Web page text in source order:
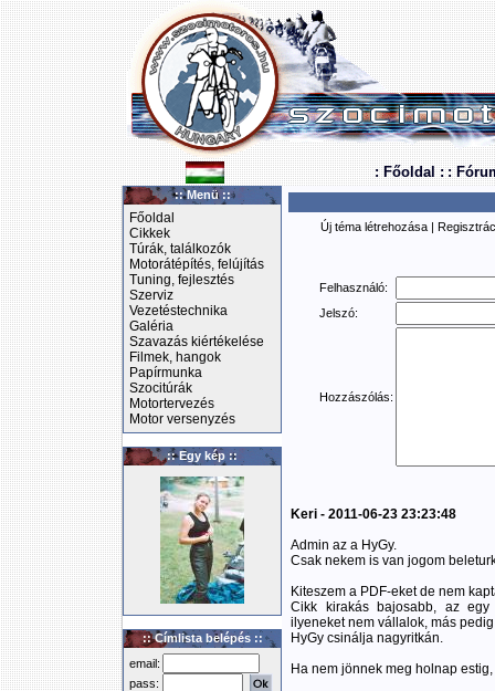
: Főoldal : :
:: Menü ::
Főoldal
Cikkek
Túrák, találkozók
Motorátépítés, felújítás
Tuning, fejlesztés
Szerviz
Vezetéstechnika
Galéria
Szavazás kiértékelése
Filmek, hangok
Papírmunka
Szocitúrák
Motortervezés
Motor versenyzés
:: Egy kép ::
:: Címlista belépés ::
email:
pass:
Új téma létrehozása |
Felhasználó:
Jelszó:
Hozzászólás:
Keri - 2011-06-23 23:23:48
Admin az a HyGy.
Csak nekem is van jogom
Kiteszem a PDF-eket de nem
Cikk kirakás bajosabb, az
ilyeneket nem vállalok, más
HyGy csinálja nagyritkán.
Ha nem jönnek meg holnap